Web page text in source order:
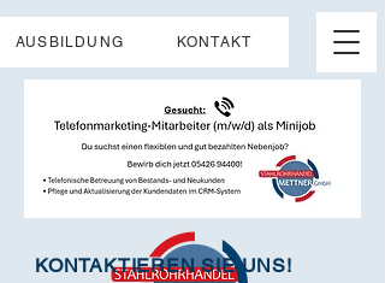
AUSBILDUNG KONTAKT
KONTAKTIEREN SIE UNS!